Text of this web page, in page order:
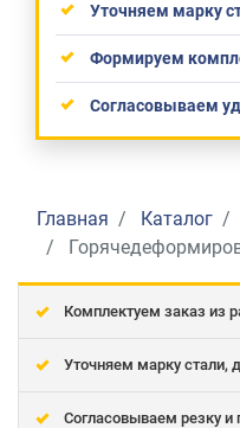
Уточняем марку
Формируем
Согласовываем
Главная Каталог
Комплектуем заказ из
Уточняем марку стали,
Согласовываем резку и